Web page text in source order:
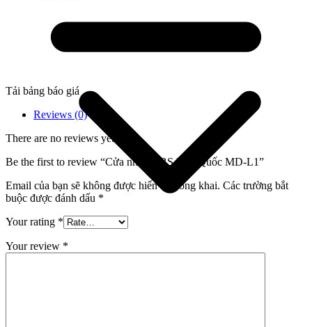
Tải bảng báo giá
Reviews (0)
There are no reviews yet.
Be the first to review “Cửa nhựa ABS Hàn Quốc MD-L1”
Email của bạn sẽ không được hiển thị công khai. Các trường bắt
buộc được đánh dấu *
Your rating *
Your review *